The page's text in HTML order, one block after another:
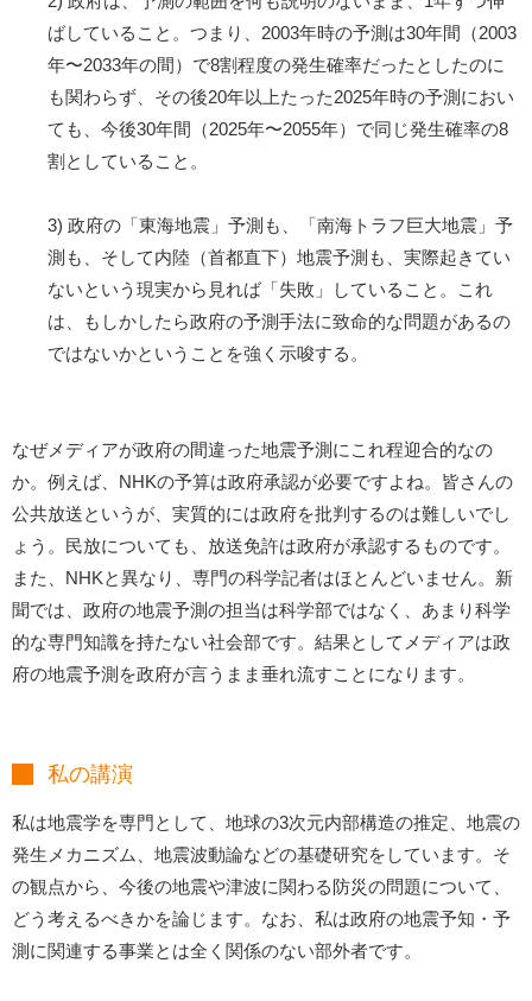
ばしていること。つまり、2003年時の予測は30年間（2003
年〜2033年の間）で8割程度の発生確率だったとしたのに
も関わらず、その後20年以上たった2025年時の予測におい
ても、今後30年間（2025年〜2055年）で同じ発生確率の8
割としていること。
3) 政府の「東海地震」予測も、「南海トラフ巨大地震」予
測も、そして内陸（首都直下）地震予測も、実際起きてい
ないという現実から見れば「失敗」していること。これ
は、もしかしたら政府の予測手法に致命的な問題があるの
ではないかということを強く示唆する。
なぜメディアが政府の間違った地震予測にこれ程迎合的なの
か。例えば、NHKの予算は政府承認が必要ですよね。皆さんの
公共放送というが、実質的には政府を批判するのは難しいでし
ょう。民放についても、放送免許は政府が承認するものです。
また、NHKと異なり、専門の科学記者はほとんどいません。新
聞では、政府の地震予測の担当は科学部ではなく、あまり科学
的な専門知識を持たない社会部です。結果としてメディアは政
府の地震予測を政府が言うまま垂れ流すことになります。
私の講演
私は地震学を専門として、地球の3次元内部構造の推定、地震の
発生メカニズム、地震波動論などの基礎研究をしています。そ
の観点から、今後の地震や津波に関わる防災の問題について、
どう考えるべきかを論じます。なお、私は政府の地震予知・予
測に関連する事業とは全く関係のない部外者です。